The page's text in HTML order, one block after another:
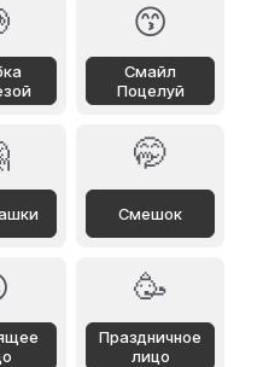
😙
Смайл
Поцелуй
🤭
Смешок
🥳
Праздничное
лицо